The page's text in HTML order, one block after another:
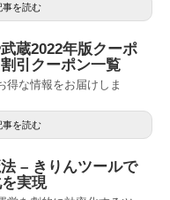
事を読む
蔵2022年版クーポ
引クーポン一覧
得な情報をお届けしま
事を読む
– きりんツールで
実現